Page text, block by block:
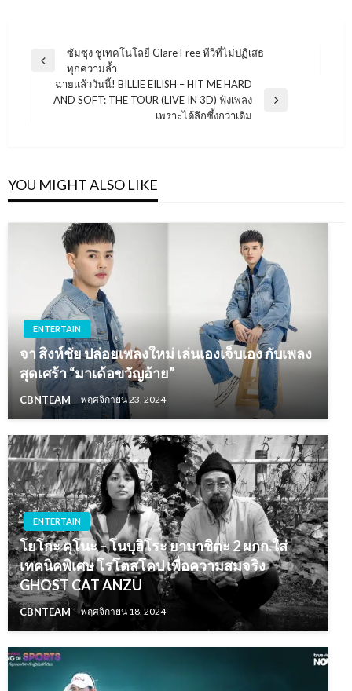
แนะแนว
เรื่อง
Previous
ซัมซุง ชูเทคโนโลยี Glare Free ทีวีที่ไม่ปฏิเสธ
ทุกความล้ำ
Next
ฉายแล้ววันนี้! BILLIE EILISH – HIT ME HARD
AND SOFT: THE TOUR (LIVE IN 3D) ฟังเพลง
เพราะได้ลึกซึ้งกว่าเดิม
YOU MIGHT ALSO LIKE
ENTERTAIN
จา สิงห์ชัย ปล่อยเพลงใหม่ เล่นเองเจ็บเอง กับเพลง
สุดเศร้า “มาเด้อขวัญอ้าย”
CBNTEAM พฤศจิกายน 23, 2024
ENTERTAIN
โยโกะ คุโนะ – โนบุฮิโระ ยามาชิตะ 2 ผกก.ใส่
เทคนิคพิเศษ โรโตสโคป เพื่อความสมจริง
GHOST CAT ANZU
CBNTEAM พฤศจิกายน 18, 2024